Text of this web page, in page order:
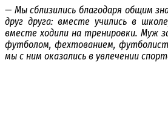
— Мы сблизились благодаря общим
друг друга: вместе учились в
вместе ходили на тренировки. Муж
футболом, фехтованием,
мы с ним оказались в увлечении